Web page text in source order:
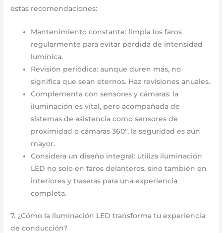
estas recomendaciones:
Mantenimiento constante: limpia los faros
regularmente para evitar pérdida de intensidad
lumínica.
Revisión periódica: aunque duren más, no
significa que sean eternos. Haz revisiones anuales.
Complementa con sensores y cámaras: la
iluminación es vital, pero acompañada de
sistemas de asistencia como sensores de
proximidad o cámaras 360°, la seguridad es aún
mayor.
Considera un diseño integral: utiliza iluminación
LED no solo en faros delanteros, sino también en
interiores y traseras para una experiencia
completa.
7. ¿Cómo la iluminación LED transforma tu experiencia
de conducción?